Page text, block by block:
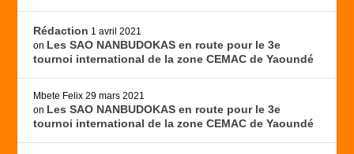
Rédaction 1 avril 2021
on Les SAO NANBUDOKAS en route pour le 3e
tournoi international de la zone CEMAC de Yaoundé
Mbete Felix 29 mars 2021
on Les SAO NANBUDOKAS en route pour le 3e
tournoi international de la zone CEMAC de Yaoundé